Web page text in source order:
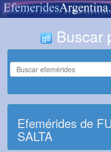
Buscar
Efemérides de
SALTA